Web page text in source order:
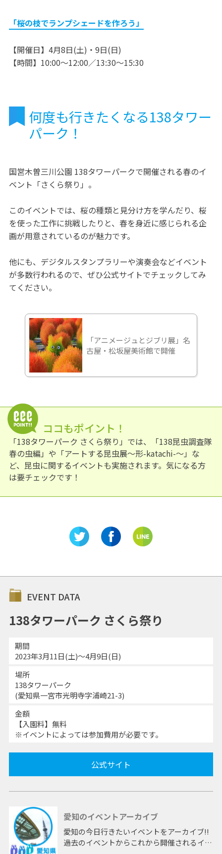
「桜の枝でランプシェードを作ろう」
【開催日】4月8日(土)・9日(日)
【時間】10:00～12:00／13:30～15:30
何度も行きたくなる138タワー
パーク！
国営木曽三川公園 138タワーパークで開催される春のイ
ベント「さくら祭り」。
このイベントでは、桜の種類と見分け方を学んだり、桜
を使った工作に挑戦したりと、春を身近に感じられる企
画が用意されているのが魅力です。
他にも、デジタルスタンプラリーや演奏会などイベント
が多数行われるので、ぜひ公式サイトでチェックしてみ
てください。
「アニメージュとジブリ展」名
古屋・松坂屋美術館で開催
ココもポイント！
「138タワーパーク さくら祭り」では、「138昆虫調査隊
春の虫編」や「アートする昆虫展～形-katachi-～」な
ど、昆虫に関するイベントも実施されます。気になる方
は要チェックです！
EVENT DATA
138タワーパーク さくら祭り
期間
2023年3月11日(土)～4月9日(日)
場所
138タワーパーク
(愛知県一宮市光明寺字浦崎21-3)
金額
【入園料】無料
※イベントによっては参加費用が必要です。
公式サイト
愛知のイベントアーカイブ
愛知の今日行きたいイベントをアーカイブ!!
過去のイベントからこれから開催されるイベ